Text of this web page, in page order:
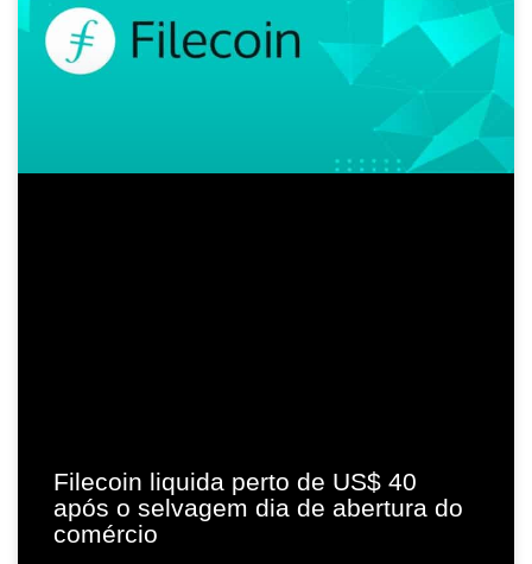
Filecoin liquida perto de US$ 40
após o selvagem dia de abertura do
comércio